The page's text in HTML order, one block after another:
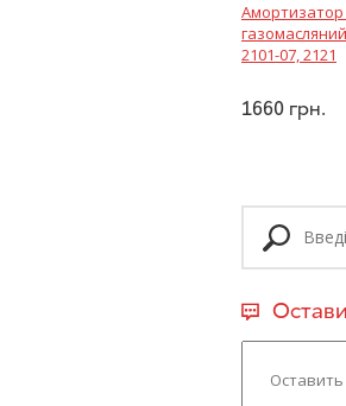
Амортизатор
2101-07, 2121
1660 грн.